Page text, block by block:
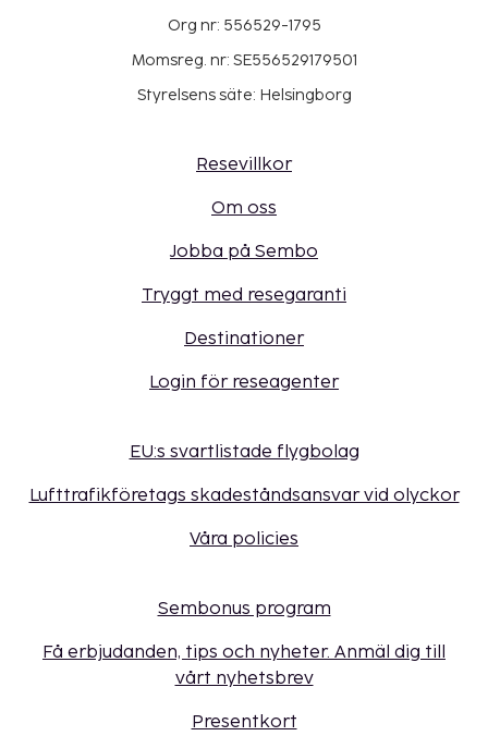
Org nr: 556529-1795
Momsreg. nr: SE556529179501
Styrelsens säte: Helsingborg
Resevillkor
Om oss
Jobba på Sembo
Tryggt med resegaranti
Destinationer
Login för reseagenter
EU:s svartlistade flygbolag
Lufttrafikföretags skadeståndsansvar vid olyckor
Våra policies
Sembonus program
Få erbjudanden, tips och nyheter. Anmäl dig till
vårt nyhetsbrev
Presentkort